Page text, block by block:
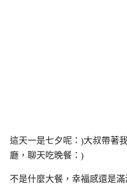
這天一是七夕呢：)大叔帶著
廳，聊天吃晚餐：)
不是什麼大餐，幸福感還是